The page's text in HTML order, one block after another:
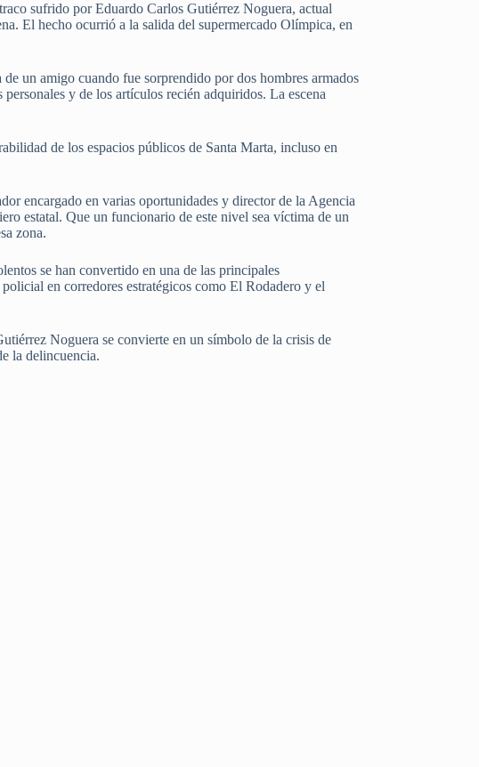
sufrido por Eduardo Carlos Gutiérrez Noguera, actual
El hecho ocurrió a la salida del supermercado Olímpica, en
un amigo cuando fue sorprendido por dos hombres armados
y de los artículos recién adquiridos. La escena
de los espacios públicos de Santa Marta, incluso en
encargado en varias oportunidades y director de la Agencia
estatal. Que un funcionario de este nivel sea víctima de un
zona.
se han convertido en una de las principales
en corredores estratégicos como El Rodadero y el
Noguera se convierte en un símbolo de la crisis de
la delincuencia.